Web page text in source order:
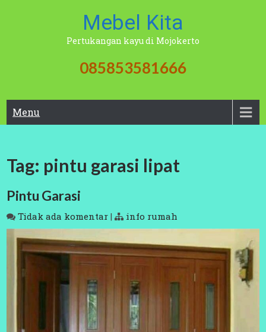
Mebel Kita
Pertukangan kayu di Mojokerto
085853581666
Menu
Tag: pintu garasi lipat
Pintu Garasi
Tidak ada komentar | info rumah